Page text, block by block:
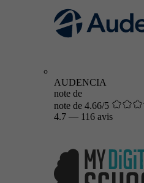
AUDENCIA
note de
note de 4.66/5
4.7 — 116 avis